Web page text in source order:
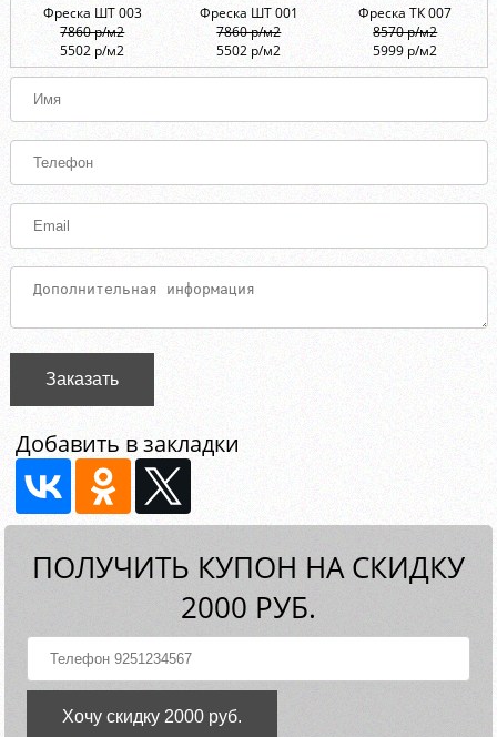
Фреска ШТ 003
7860 р/м2
5502 р/м2
Фреска ШТ 001
7860 р/м2
5502 р/м2
Фреска ТК 007
8570 р/м2
5999 р/м2
Заказать
Добавить в закладки
ПОЛУЧИТЬ КУПОН НА СКИДКУ
2000 РУБ.
Хочу скидку 2000 руб.